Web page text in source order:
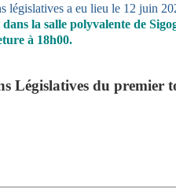
législatives a eu lieu le 12 juin
la salle polyvalente de
à 18h00.
Législatives du premier